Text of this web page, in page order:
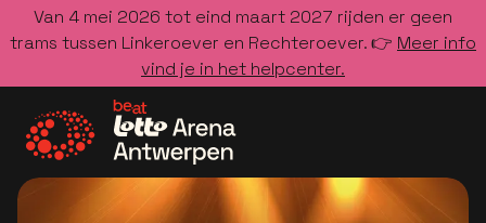
Van 4 mei 2026 tot eind maart 2027 rijden er geen
trams tussen Linkeroever en Rechteroever. 👉 Meer info
vind je in het helpcenter.
Ga naar de homepage